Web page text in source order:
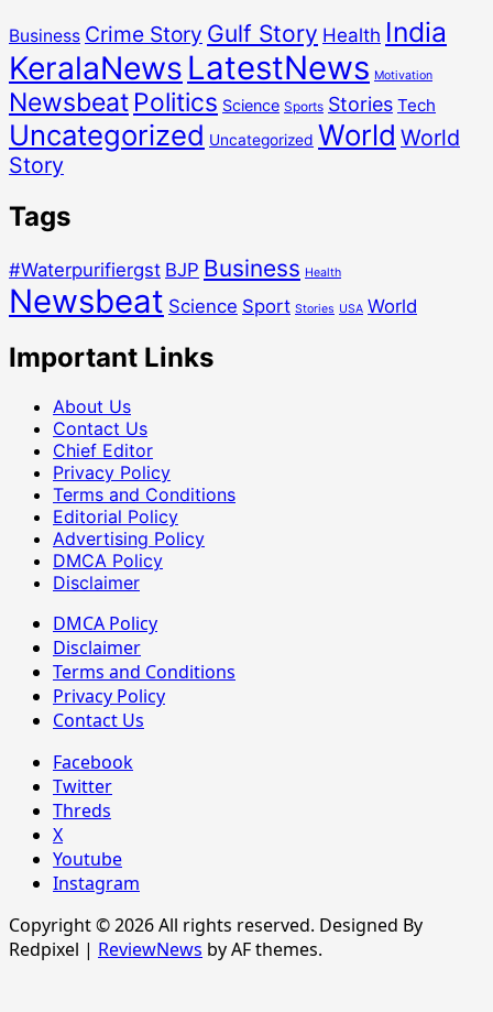
Business Crime Story Gulf Story Health India
KeralaNews LatestNews Motivation
Newsbeat Politics Science Sports Stories Tech
Uncategorized Uncategorized World World
Story
Tags
#Waterpurifiergst BJP Business Health
Newsbeat Science Sport Stories USA World
Important Links
About Us
Contact Us
Chief Editor
Privacy Policy
Terms and Conditions
Editorial Policy
Advertising Policy
DMCA Policy
Disclaimer
DMCA Policy
Disclaimer
Terms and Conditions
Privacy Policy
Contact Us
Facebook
Twitter
Threds
X
Youtube
Instagram
Copyright © 2026 All rights reserved. Designed By
Redpixel | ReviewNews by AF themes.